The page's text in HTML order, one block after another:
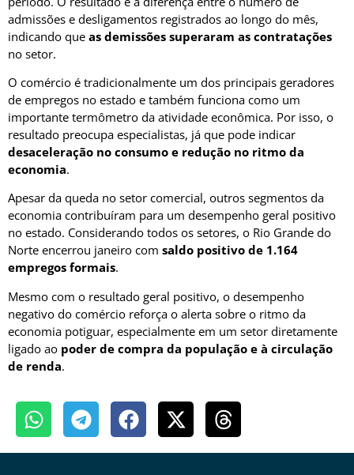
admissões e desligamentos registrados ao longo do mês,
indicando que as demissões superaram as contratações
no setor.
O comércio é tradicionalmente um dos principais geradores
de empregos no estado e também funciona como um
importante termômetro da atividade econômica. Por isso, o
resultado preocupa especialistas, já que pode indicar
desaceleração no consumo e redução no ritmo da
economia.
Apesar da queda no setor comercial, outros segmentos da
economia contribuíram para um desempenho geral positivo
no estado. Considerando todos os setores, o Rio Grande do
Norte encerrou janeiro com saldo positivo de 1.164
empregos formais.
Mesmo com o resultado geral positivo, o desempenho
negativo do comércio reforça o alerta sobre o ritmo da
economia potiguar, especialmente em um setor diretamente
ligado ao poder de compra da população e à circulação
de renda.